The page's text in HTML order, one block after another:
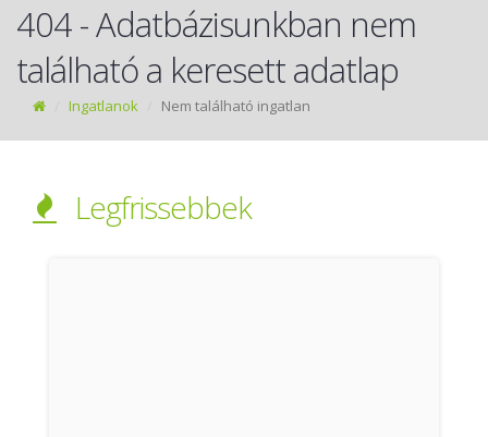
404 - Adatbázisunkban nem
található a keresett adatlap
Ingatlanok Nem található ingatlan
Legfrissebbek